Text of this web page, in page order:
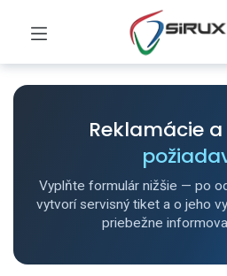
Reklamácie a
Vyplňte formulár nižšie — po
vytvorí servisný tiket a o jeho
priebežne